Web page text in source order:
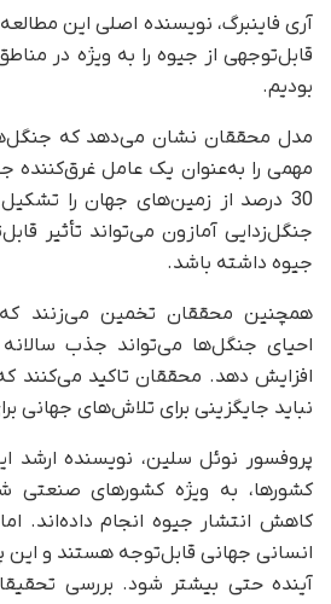
آری فاینبرگ، نویسنده اصلی این
قابل‌توجهی از جیوه را به ویژه در
بودیم.
مدل محققان نشان می‌دهد که
مهمی را به‌عنوان یک عامل غرق‌کننده
30 درصد از زمین‌های جهان را تشکیل
جنگل‌زدایی آمازون می‌تواند تأثیر
جیوه داشته باشد.
همچنین محققان تخمین می‌زنند
افزایش دهد. محققان تاکید می‌کنند
نباید جایگزینی برای تلاش‌های جهانی
پروفسور نوئل سلین، نویسنده ارشد
کشورها،‌ به ویژه کشورهای صنعتی
انسانی جهانی قابل‌توجه هستند و این
آینده حتی بیشتر شود. بررسی